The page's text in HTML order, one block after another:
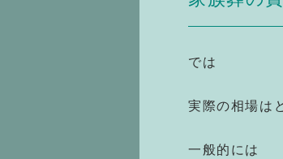
では
実際の相場は
一般的には